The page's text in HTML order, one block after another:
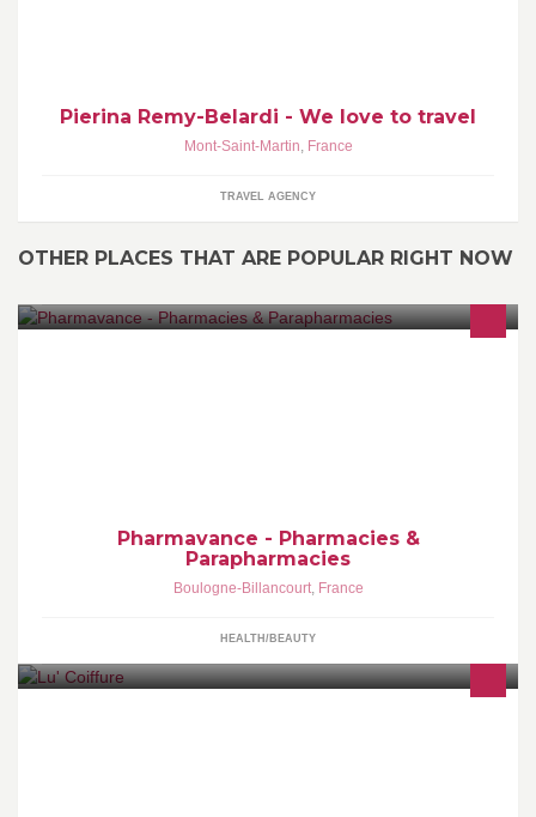
Pierina Remy-Belardi - We love to travel
Mont-Saint-Martin, France
TRAVEL AGENCY
OTHER PLACES THAT ARE POPULAR RIGHT NOW
Pharmavance - Pharmacies &
Parapharmacies
Boulogne-Billancourt, France
HEALTH/BEAUTY